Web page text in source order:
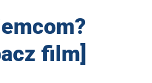
film]